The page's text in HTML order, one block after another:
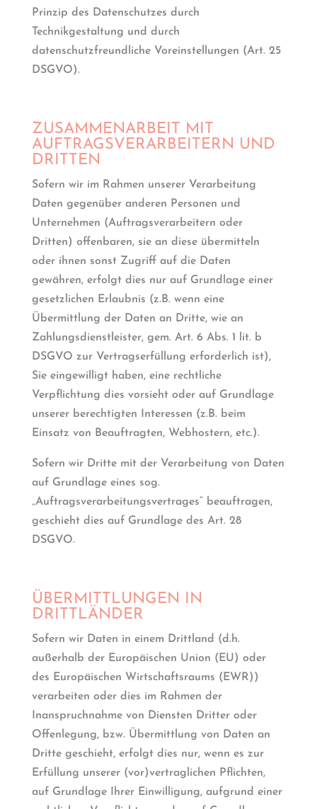
Prinzip des Datenschutzes durch
Technikgestaltung und durch
datenschutzfreundliche Voreinstellungen (Art. 25
DSGVO).
ZUSAMMENARBEIT MIT
AUFTRAGSVERARBEITERN UND
DRITTEN
Sofern wir im Rahmen unserer Verarbeitung
Daten gegenüber anderen Personen und
Unternehmen (Auftragsverarbeitern oder
Dritten) offenbaren, sie an diese übermitteln
oder ihnen sonst Zugriff auf die Daten
gewähren, erfolgt dies nur auf Grundlage einer
gesetzlichen Erlaubnis (z.B. wenn eine
Übermittlung der Daten an Dritte, wie an
Zahlungsdienstleister, gem. Art. 6 Abs. 1 lit. b
DSGVO zur Vertragserfüllung erforderlich ist),
Sie eingewilligt haben, eine rechtliche
Verpflichtung dies vorsieht oder auf Grundlage
unserer berechtigten Interessen (z.B. beim
Einsatz von Beauftragten, Webhostern, etc.).
Sofern wir Dritte mit der Verarbeitung von Daten
auf Grundlage eines sog.
„Auftragsverarbeitungsvertrages“ beauftragen,
geschieht dies auf Grundlage des Art. 28
DSGVO.
ÜBERMITTLUNGEN IN
DRITTLÄNDER
Sofern wir Daten in einem Drittland (d.h.
außerhalb der Europäischen Union (EU) oder
des Europäischen Wirtschaftsraums (EWR))
verarbeiten oder dies im Rahmen der
Inanspruchnahme von Diensten Dritter oder
Offenlegung, bzw. Übermittlung von Daten an
Dritte geschieht, erfolgt dies nur, wenn es zur
Erfüllung unserer (vor)vertraglichen Pflichten,
auf Grundlage Ihrer Einwilligung, aufgrund einer